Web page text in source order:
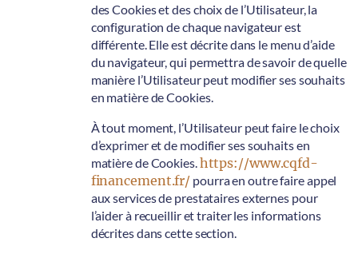
des Cookies et des choix de l’Utilisateur, la
configuration de chaque navigateur est
différente. Elle est décrite dans le menu d’aide
du navigateur, qui permettra de savoir de quelle
manière l’Utilisateur peut modifier ses souhaits
en matière de Cookies.
À tout moment, l’Utilisateur peut faire le choix
d’exprimer et de modifier ses souhaits en
matière de Cookies. https://www.cqfd-
financement.fr/ pourra en outre faire appel
aux services de prestataires externes pour
l’aider à recueillir et traiter les informations
décrites dans cette section.